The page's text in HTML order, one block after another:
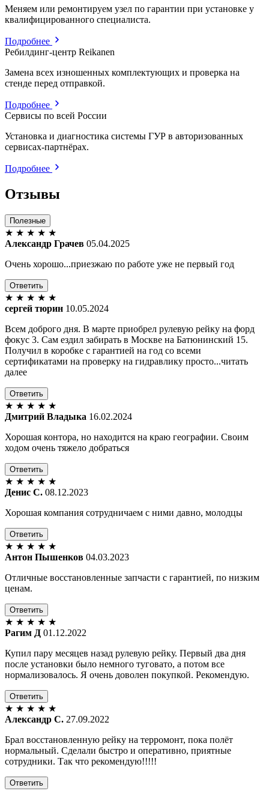
Меняем или ремонтируем узел по гарантии при установке у
квалифицированного специалиста.
Подробнее
Ребилдинг-центр Reikanen
Замена всех изношенных комплектующих и проверка на
стенде перед отправкой.
Подробнее
Сервисы по всей России
Установка и диагностика системы ГУР в авторизованных
сервисах-партнёрах.
Подробнее
Отзывы
Полезные
★ ★ ★ ★ ★
Александр Грачев 05.04.2025
Очень хорошо...приезжаю по работе уже не первый год
Ответить
★ ★ ★ ★ ★
сергей тюрин 10.05.2024
Всем доброго дня. В марте приобрел рулевую рейку на форд
фокус 3. Сам ездил забирать в Москве на Батюнинский 15.
Получил в коробке с гарантией на год со всеми
сертификатами на проверку на гидравлику просто...читать
далее
Ответить
★ ★ ★ ★ ★
Дмитрий Владыка 16.02.2024
Хорошая контора, но находится на краю географии. Своим
ходом очень тяжело добраться
Ответить
★ ★ ★ ★ ★
Денис С. 08.12.2023
Хорошая компания сотрудничаем с ними давно, молодцы
Ответить
★ ★ ★ ★ ★
Антон Пышенков 04.03.2023
Отличные восстановленные запчасти с гарантией, по низким
ценам.
Ответить
★ ★ ★ ★ ★
Рагим Д 01.12.2022
Купил пару месяцев назад рулевую рейку. Первый два дня
после установки было немного туговато, а потом все
нормализовалось. Я очень доволен покупкой. Рекомендую.
Ответить
★ ★ ★ ★ ★
Александр С. 27.09.2022
Брал восстановленную рейку на терромонт, пока полёт
нормальный. Сделали быстро и оперативно, приятные
сотрудники. Так что рекомендую!!!!!
Ответить